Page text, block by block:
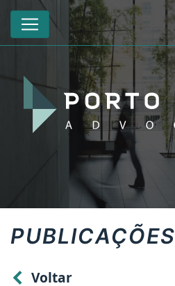
PUBLICAÇÕES
Voltar